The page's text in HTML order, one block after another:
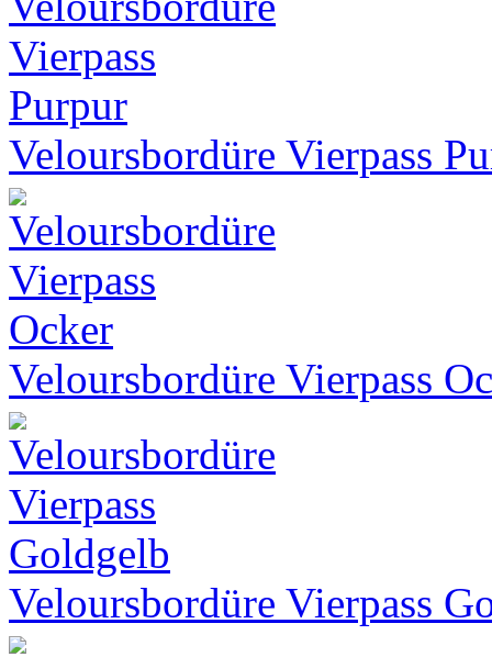
Veloursbordüre Vierpass
Veloursbordüre Vierpass
Veloursbordüre Vierpass